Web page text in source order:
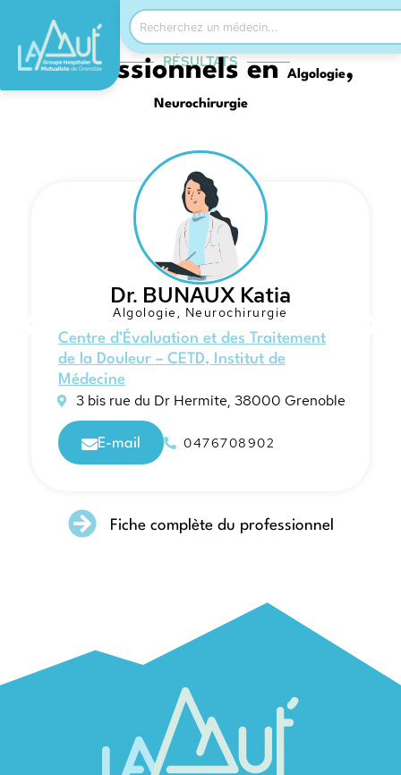
RÉSULTATS
Professionnels enAlgologie,
Neurochirurgie
Dr. BUNAUX Katia
Algologie , Neurochirurgie
Centre d’Évaluation et des Traitement
de la Douleur – CETD,
Institut de
Médecine
3 bis rue du Dr Hermite, 38000 Grenoble
E-mail 0476708902
Fiche complète du professionnel